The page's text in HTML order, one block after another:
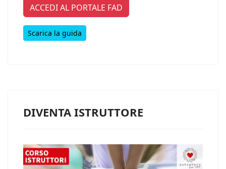
ACCEDI AL PORTALE FAD
Scarica la guida
DIVENTA ISTRUTTORE